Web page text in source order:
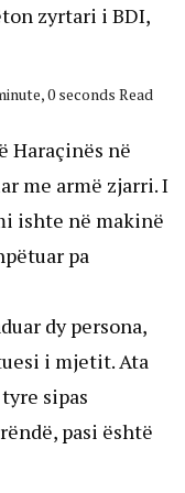
zyrtari i BDI,
0 seconds Read
Haraçinës në
me armë zjarri. I
ishte në makinë
pa
dy persona,
i mjetit. Ata
sipas
pasi është